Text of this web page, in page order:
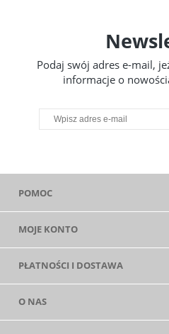
Podaj swój adres e-mail,
informacje o
POMOC
MOJE KONTO
PŁATNOŚCI I DOSTAWA
O NAS